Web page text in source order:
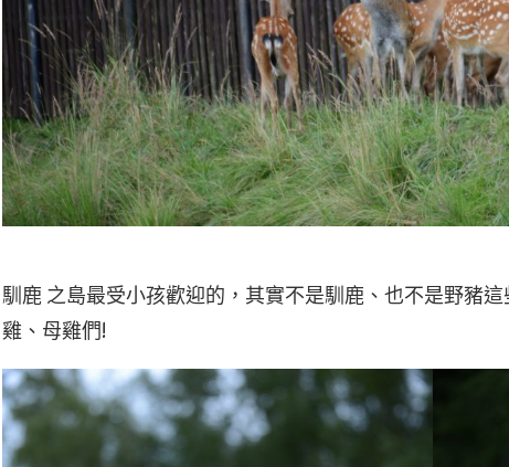
馴鹿 之島最受小孩歡迎的，其實不是馴鹿、也不是野豬
雞、母雞們!